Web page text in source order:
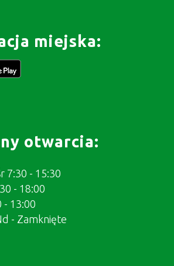
miejska:
otwarcia:
7:30 - 15:30
- 18:00
- 13:00
- Zamknięte